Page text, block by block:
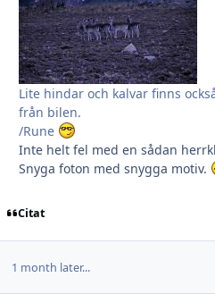
Lite hindar och kalvar finns
från bilen.
/Rune
Inte helt fel med en sådan
Snyga foton med snygga motiv.
Citat
1 month later...